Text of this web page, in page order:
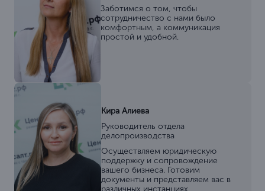
Заботимся о том, чтобы
сотрудничество с нами было
комфортным, а коммуникация
простой и удобной.
Кира Алиева
Руководитель отдела
делопроизводства
Осуществляем юридическую
поддержку и сопровождение
вашего бизнеса. Готовим
документы и представляем вас в
различных инстанциях.